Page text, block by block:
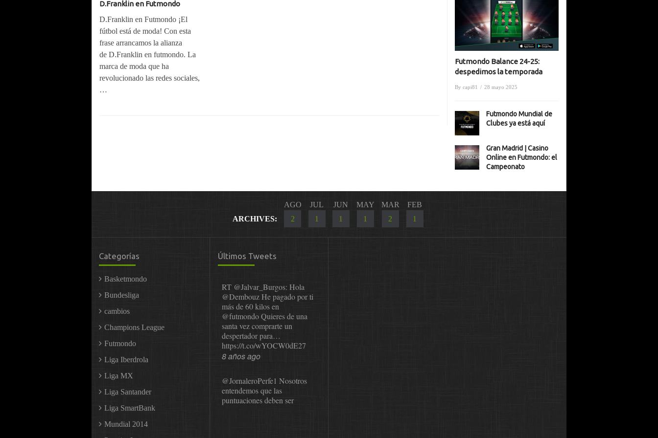
D.Franklin en Futmondo
D.Franklin en Futmondo ¡El
fútbol está de moda! Con esta
frase arrancamos la alianza
de D.Franklin en futmondo. La
marca de moda que ha
revolucionado las redes sociales,
…
Futmondo Balance 24-25:
despedimos la temporada
By capi81 / 28 mayo 2025
Futmondo Mundial de
Clubes ya está aquí
Gran Madrid | Casino
Online en Futmondo: el
Campeonato
ARCHIVES:
AGO
2
JUL
1
JUN
1
MAY
1
MAR
2
FEB
1
Categorías
Basketmondo
Bundesliga
cambios
Champions League
Futmondo
Liga Iberdrola
Liga MX
Liga Santander
Liga SmartBank
Mundial 2014
Últimos Tweets
RT @Jalvar_Burgos: Hola
@DembouzHe pagado por ti
más de 60 kilos en
@futmondoQuieres de una
santa vez comprarte un
despertador para…
https://t.co/wYOCW0dE27
8 años ago
@JornaleroPerfe1 Nosotros
entendemos que las
puntuaciones deben ser